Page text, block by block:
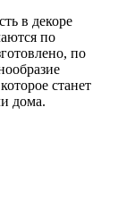
в декоре
по
по
станет
дома.